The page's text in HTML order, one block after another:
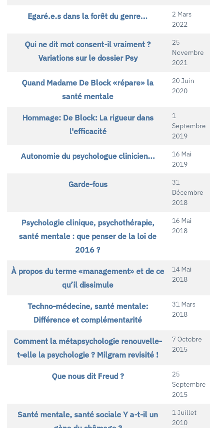
Egaré.e.s dans la forêt du genre...
2 Mars
2022
Qui ne dit mot consent-il vraiment ?
Variations sur le dossier Psy
25
Novembre
2021
Quand Madame De Block «répare» la
santé mentale
20 Juin
2020
Hommage: De Block: La rigueur dans
l'efficacité
1
Septembre
2019
Autonomie du psychologue clinicien...
16 Mai
2019
Garde-fous
31
Décembre
2018
Psychologie clinique, psychothérapie,
santé mentale : que penser de la loi de
2016 ?
16 Mai
2018
À propos du terme «management» et de ce
qu’il dissimule
14 Mai
2018
Techno-médecine, santé mentale:
Différence et complémentarité
31 Mars
2018
Comment la métapsychologie renouvelle-
t-elle la psychologie ? Milgram revisité !
7 Octobre
2015
Que nous dit Freud ?
25
Septembre
2015
Santé mentale, santé sociale Y a-t-il un
1 Juillet
2010